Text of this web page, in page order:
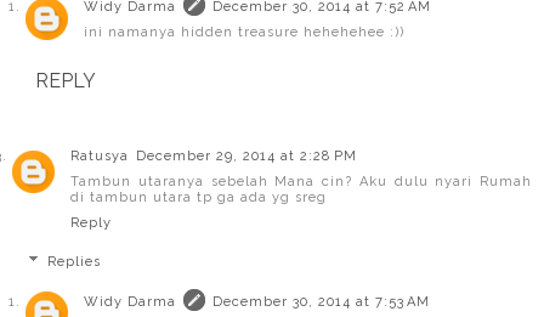
Widy Darma
December 30, 2014 at 7:52 AM
ini namanya hidden treasure hehehehee :))
REPLY
Ratusya
December 29, 2014 at 2:28 PM
Tambun utaranya sebelah Mana cin? Aku dulu nyari Rumah
di tambun utara tp ga ada yg sreg
Reply
Replies
Widy Darma
December 30, 2014 at 7:53 AM